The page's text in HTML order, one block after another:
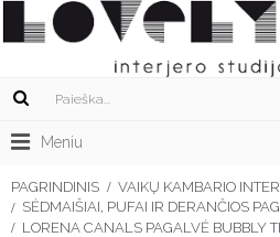
Meniu
PAGRINDINIS
VAIKŲ KAMBARIO
SĖDMAIŠIAI, PUFAI IR DERANČIOS
LORENA CANALS PAGALVĖ BUBBLY